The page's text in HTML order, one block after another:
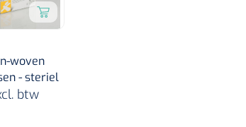
woven
- steriel
btw